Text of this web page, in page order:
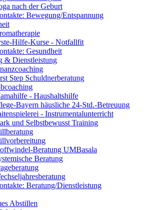
nach der Geburt
Bewegung/Entspannung
Hilfe-Kurse - Notfallfit
Gesundheit
& Dienstleistung
Step Schuldnerberatung
- Haushaltshilfe
Bayern häusliche 24-Std.-Betreuung
- Instrumentalunterricht
und Selbstbewusst Training
Beratung UMBasala
Beratung
Beratung/Dienstleistung
Abstillen